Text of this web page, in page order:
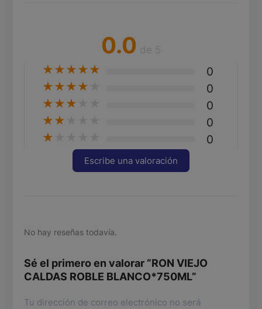
0.0
★★★★★ 0
★★★★ 0
★★★ 0
★★ 0
★ 0
Escribe una valoración
No hay reseñas todavía.
Sé el primero en valorar “RON VIEJO
CALDAS ROBLE BLANCO*750ML”
Tu dirección de correo electrónico no será